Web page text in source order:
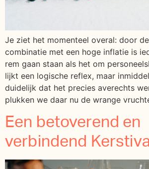
Je ziet het momenteel overal: door
combinatie met een hoge inflatie is
rem gaan staan als het om
lijkt een logische reflex, maar
duidelijk dat het precies averechts
plukken we daar nu de wrange
Een betoverend en
verbindend Kerstival